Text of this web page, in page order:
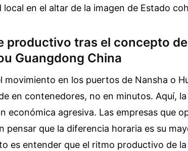
local en el altar de la imagen de Estado
productivo tras el concepto
Guangdong China
movimiento en los puertos de Nansha o
en contenedores, no en minutos. Aquí,
económica agresiva. Las empresas que
pensar que la diferencia horaria es su
es entender que el ritmo productivo de